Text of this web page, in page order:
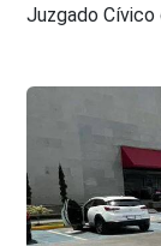
Juzgado Cívico